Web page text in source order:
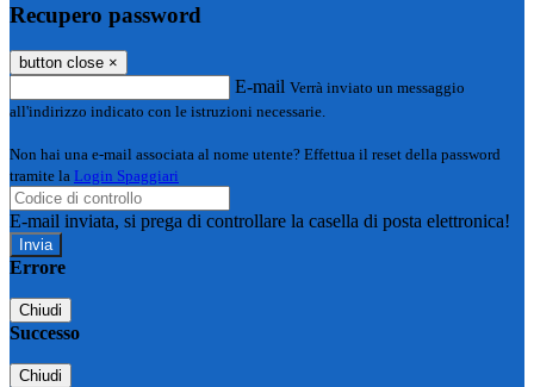
Recupero password
button close ×
E-mail Verrà inviato un messaggio
all'indirizzo indicato con le istruzioni necessarie.
Non hai una e-mail associata al nome utente? Effettua il reset della password
tramite la Login Spaggiari
E-mail inviata, si prega di controllare la casella di posta elettronica!
Errore
Chiudi
Successo
Chiudi